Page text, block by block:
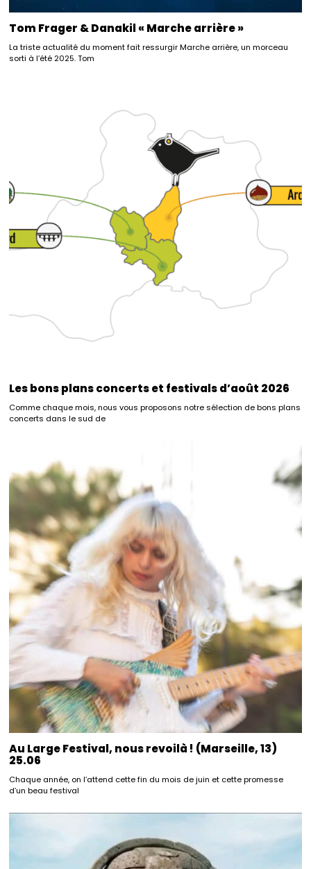
Tom Frager & Danakil « Marche arrière »
La triste actualité du moment fait ressurgir Marche arrière, un morceau
sorti à l’été 2025. Tom
Les bons plans concerts et festivals d’août 2026
Comme chaque mois, nous vous proposons notre sélection de bons plans
concerts dans le sud de
Au Large Festival, nous revoilà ! (Marseille, 13)
25.06
Chaque année, on l’attend cette fin du mois de juin et cette promesse
d’un beau festival